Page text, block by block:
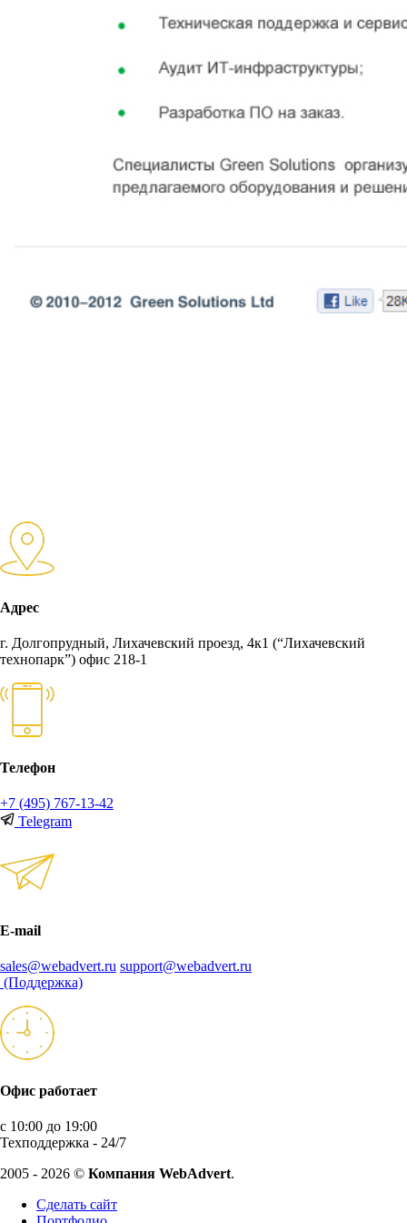
Адрес
г. Долгопрудный, Лихачевский проезд, 4к1 (“Лихачевский
технопарк”) офис 218-1
Телефон
+7 (495) 767-13-42
Telegram
E-mail
sales@webadvert.ru support@webadvert.ru
(Поддержка)
Офис работает
с 10:00 до 19:00
Техподдержка - 24/7
2005 - 2026 © Компания WebAdvert.
Сделать сайт